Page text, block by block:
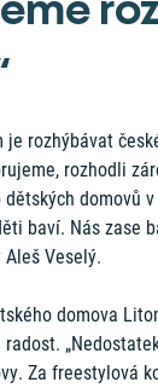
je rozhýbávat
rozhodli
domovů
baví. Nás zase
Veselý.
domova
Za freestylová